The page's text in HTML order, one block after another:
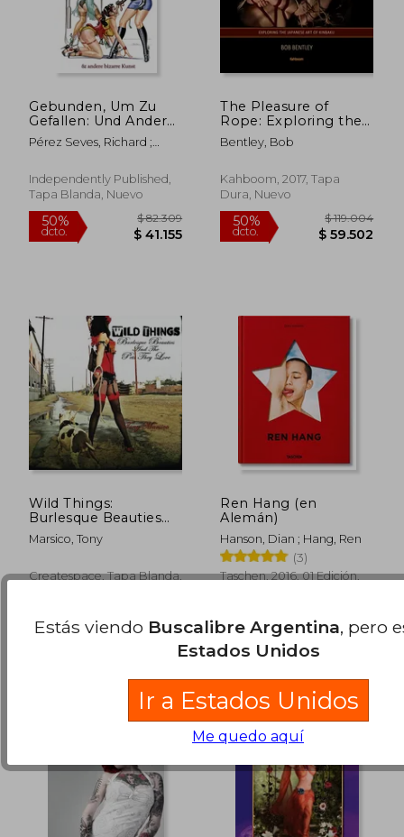
$ 52.134 dcto.
Gebunden, Um Zu
Gefallen: Und Andere
Bizarre Kunst (en
Alemán)
Pérez Seves, Richard ;
Independently Published,
Tapa Blanda, Nuevo
The Pleasure of
Rope: Exploring the
Japanese art of
Kinbaku (en Inglés)
Bentley, Bob
Kahboom, 2017, Tapa
Dura, Nuevo
Wild Things:
Burlesque Beauties
And The Pets They
Love (en Inglés)
Marsico, Tony
Createspace, Tapa Blanda,
Ren Hang (en
Alemán)
Hanson, Dian ; Hang, Ren
(3)
Taschen, 2016, 01 Edición,
Estás viendo Buscalibre Argentina, pero
Estados Unidos
Ir a Estados Unidos
Me quedo aquí